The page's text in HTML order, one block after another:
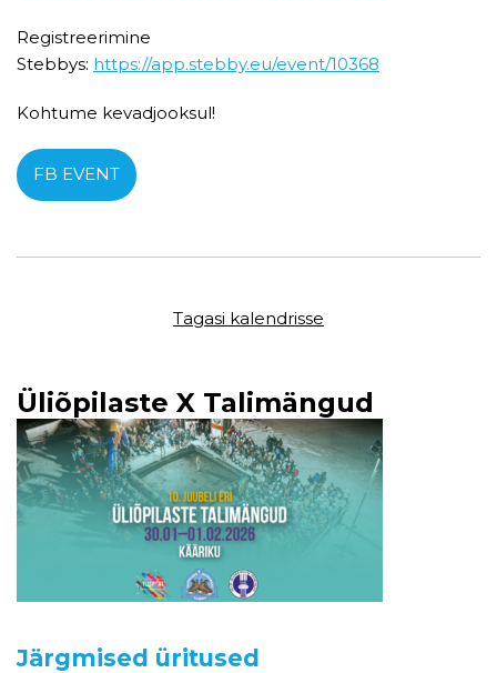
Üliõpilaste X Talimängud
Järgmised üritused
Registreerimine
Stebbys: https://app.stebby.eu/event/10368
Kohtume kevadjooksul!
FB EVENT
Tagasi kalendrisse